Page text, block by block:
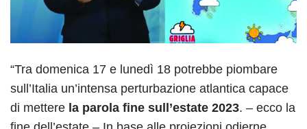
“Tra domenica 17 e lunedì 18 potrebbe piombare
sull’Italia un’intensa perturbazione atlantica capace
di mettere la parola fine sull’estate 2023. – ecco la